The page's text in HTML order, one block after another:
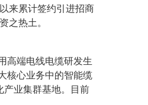
来累计签约引进招商
之热土。
高端电线电缆研发生
核心业务中的智能缆
产业集群基地。目前